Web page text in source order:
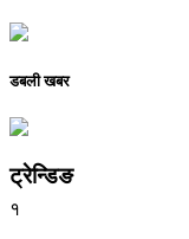
डबली खबर
ट्रेन्डिङ
१